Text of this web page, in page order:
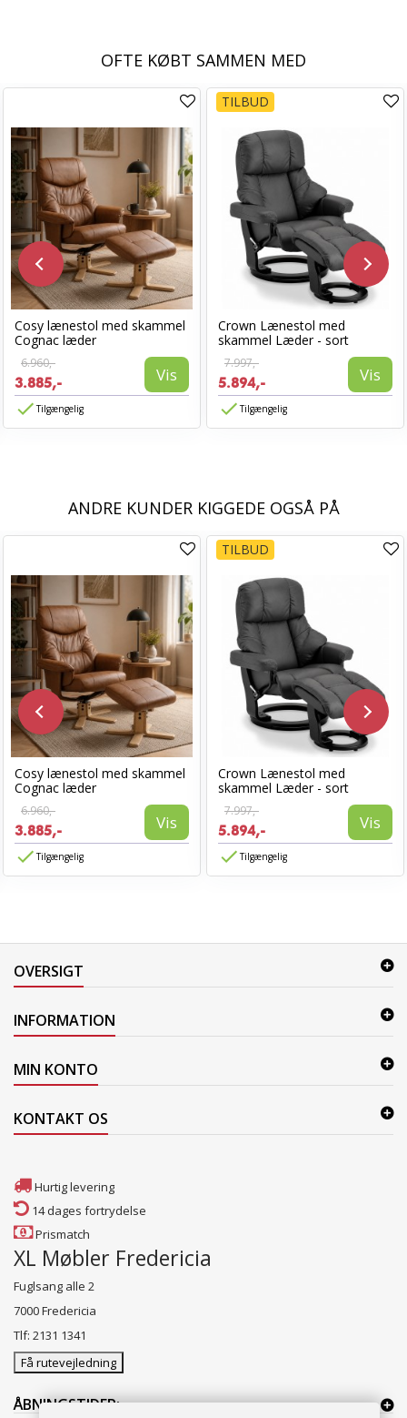
OFTE KØBT SAMMEN MED
Cosy lænestol med skammel
Cognac læder
6.960,-
3.885,- Vis
Tilgængelig
TILBUD
Crown Lænestol med
skammel Læder - sort
7.997,-
5.894,- Vis
Tilgængelig
ANDRE KUNDER KIGGEDE OGSÅ PÅ
Cosy lænestol med skammel
Cognac læder
6.960,-
3.885,- Vis
Tilgængelig
TILBUD
Crown Lænestol med
skammel Læder - sort
7.997,-
5.894,- Vis
Tilgængelig
OVERSIGT
INFORMATION
MIN KONTO
KONTAKT OS
Hurtig levering
14 dages fortrydelse
Prismatch
XL Møbler Fredericia
Fuglsang alle 2
7000 Fredericia
Tlf: 2131 1341
Få rutevejledning
ÅBNINGSTIDER: